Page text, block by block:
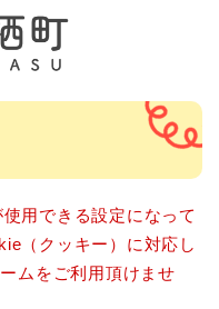
本文へ
用できる設定になって
（クッキー）に対応し
ムをご利用頂けませ